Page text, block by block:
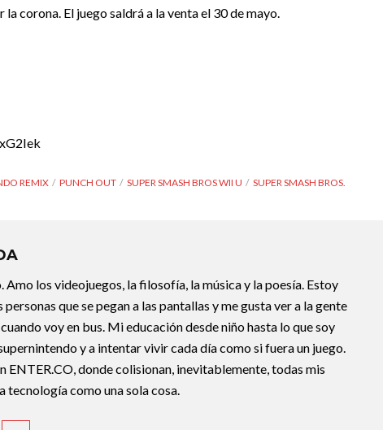
corona. El juego saldrá a la venta el 30 de mayo.
REMIX PUNCH OUT SUPER SMASH BROS WII U SUPER SMASH BROS.
Amo los videojuegos, la filosofía, la música y la poesía. Estoy
que se pegan a las pantallas y me gusta ver a la gente
voy en bus. Mi educación desde niño hasta lo que soy
y a intentar vivir cada día como si fuera un juego.
ENTER.CO, donde colisionan, inevitablemente, todas mis
tecnología como una sola cosa.